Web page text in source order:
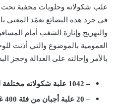
علب شكولاته وحلويات مخفية تحت
في جرد هذه البضائع تعمّد المعني
والتهريج وإثارة الشغب أمام
العمومية بالموضوع والتي أذنت
بالأمر وإحالته على العدالة وحجز
– 1042 علبة شكولاته مختلفة الأنواع والأحجام.
– 20 علبة أجبان من فئة 400 غرام.